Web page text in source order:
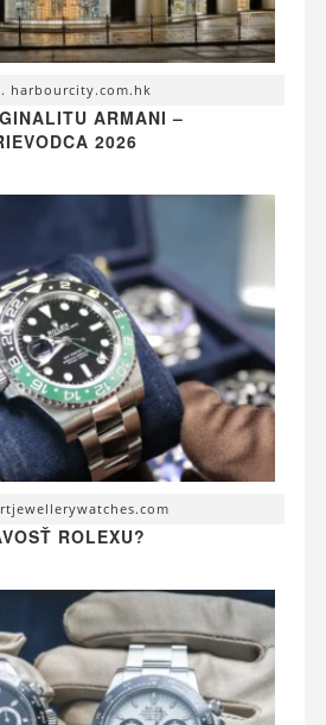
harbourcity.com.hk
ARMANI –
2026
ROLEXU?